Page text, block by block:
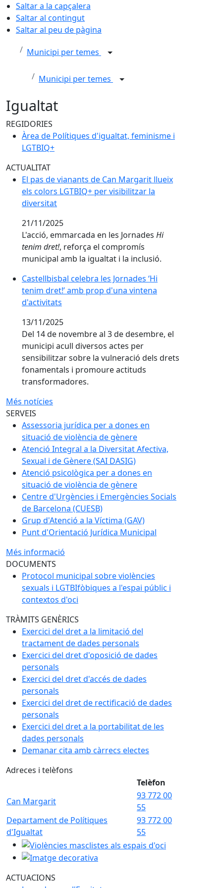
Saltar a la capçalera
Saltar al contingut
Saltar al peu de pàgina
Municipi per temes
Municipi per temes
Igualtat
REGIDORIES
Àrea de Polítiques d'igualtat, feminisme i
LGTBIQ+
ACTUALITAT
El pas de vianants de Can Margarit llueix els colors
El pas de vianants de Can Margarit llueix
els colors LGTBIQ+ per visibilitzar la
diversitat
21/11/2025
L'acció, emmarcada en les Jornades Hi
tenim dret!, reforça el compromís
municipal amb la igualtat i la inclusió.
Castellbisbal celebra les Jornades ‘Hi tenim dret!’
Castellbisbal celebra les Jornades ‘Hi
tenim dret!’ amb prop d'una vintena
d'activitats
13/11/2025
Del 14 de novembre al 3 de desembre, el
municipi acull diversos actes per
sensibilitzar sobre la vulneració dels drets
fonamentals i promoure actituds
transformadores.
Més notícies
SERVEIS
Assessoria jurídica per a dones en
situació de violència de gènere
Atenció Integral a la Diversitat Afectiva,
Sexual i de Gènere (SAI DASIG)
Atenció psicològica per a dones en
situació de violència de gènere
Centre d'Urgències i Emergències Socials
de Barcelona (CUESB)
Grup d'Atenció a la Víctima (GAV)
Punt d'Orientació Jurídica Municipal
Més informació
DOCUMENTS
Protocol municipal sobre violències
sexuals i LGTBIfòbiques a l'espai públic i
contextos d'oci
TRÀMITS GENÈRICS
Exercici del dret a la limitació del
tractament de dades personals
Exercici del dret d'oposició de dades
personals
Exercici del dret d'accés de dades
personals
Exercici del dret de rectificació de dades
personals
Exercici del dret a la portabilitat de les
dades personals
Demanar cita amb càrrecs electes
Adreces i telèfons
Telèfon
Can Margarit
93 772 00
55
Departament de Polítiques
d'Igualtat
93 772 00
55
Violències masclistes als espais d'oci
Imatge decorativa
ACTUACIONS